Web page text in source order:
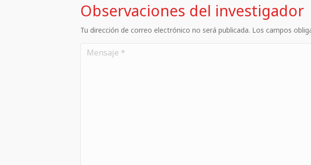
Observaciones del investigador
Tu dirección de correo electrónico no será publicada. Los campos